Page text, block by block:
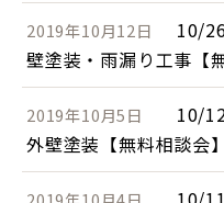
2019年10月12日
10/
壁塗装・雨漏り工事【
2019年10月5日
10/
外壁塗装【無料相談会】